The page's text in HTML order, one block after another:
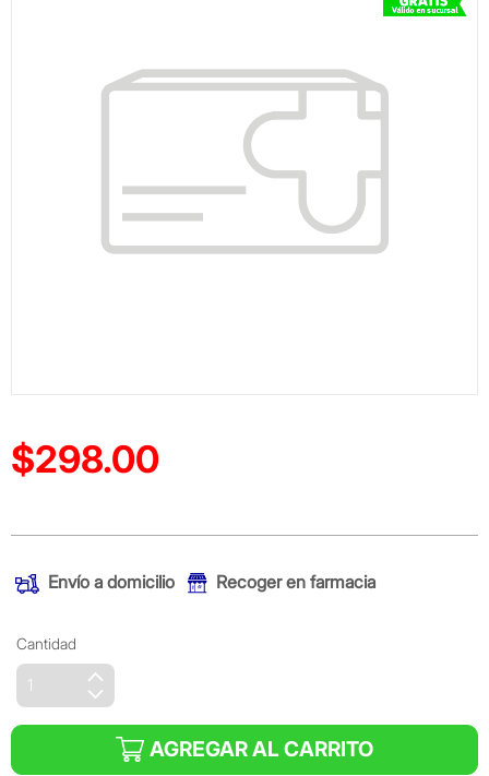
Precio reducido de
$298.00
Envío a domicilio Recoger en farmacia
Cantidad
AGREGAR AL CARRITO